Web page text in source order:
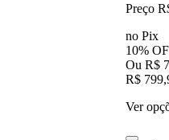
Preço
no Pix
10%
Ou R$
R$
Ver